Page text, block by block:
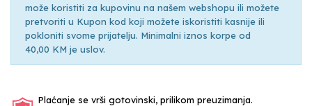
može koristiti za kupovinu na našem webshopu ili možete
pretvoriti u Kupon kod koji možete iskoristiti kasnije ili
pokloniti svome prijatelju. Minimalni iznos korpe od
40,00 KM je uslov.
Plaćanje se vrši gotovinski, prilikom preuzimanja.